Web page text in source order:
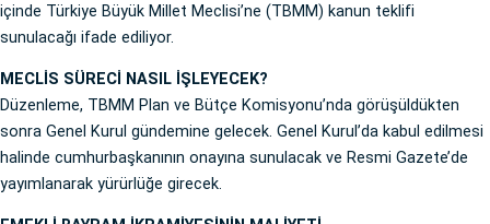
içinde Türkiye Büyük Millet Meclisi’ne (TBMM) kanun teklifi
sunulacağı ifade ediliyor.
MECLİS SÜRECİ NASIL İŞLEYECEK?
Düzenleme, TBMM Plan ve Bütçe Komisyonu’nda görüşüldükten
sonra Genel Kurul gündemine gelecek. Genel Kurul’da kabul edilmesi
halinde cumhurbaşkanının onayına sunulacak ve Resmi Gazete’de
yayımlanarak yürürlüğe girecek.